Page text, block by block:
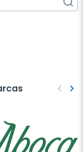
keyboard_arrow_left keyboard_arrow_right